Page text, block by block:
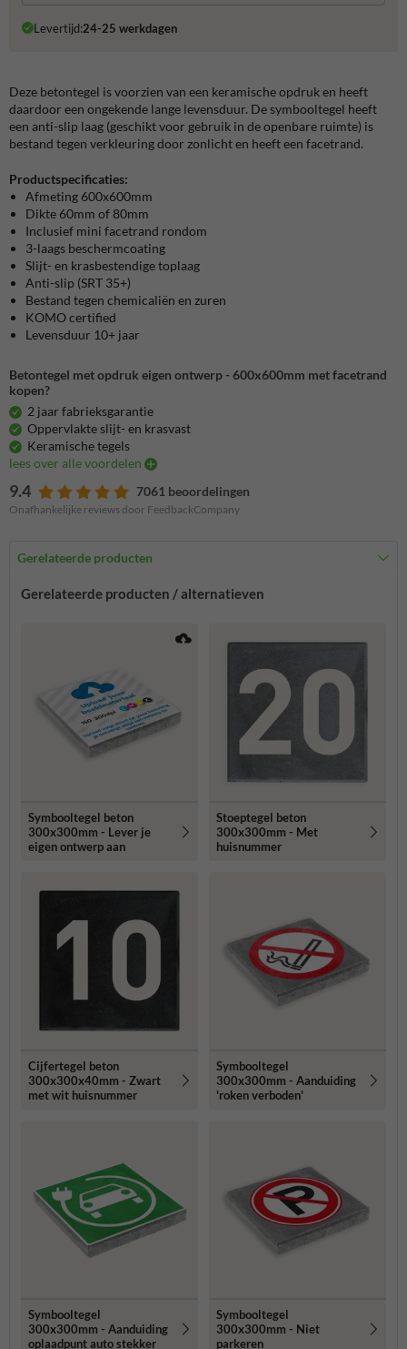
Levertijd:24-25 werkdagen
Deze betontegel is voorzien van een keramische opdruk en heeft
daardoor een ongekende lange levensduur. De symbooltegel heeft
een anti-slip laag (geschikt voor gebruik in de openbare ruimte) is
bestand tegen verkleuring door zonlicht en heeft een facetrand.
Productspecificaties:
Afmeting 600x600mm
Dikte 60mm of 80mm
Inclusief mini facetrand rondom
3-laags beschermcoating
Slijt- en krasbestendige toplaag
Anti-slip (SRT 35+)
Bestand tegen chemicaliën en zuren
KOMO certified
Levensduur 10+ jaar
Betontegel met opdruk eigen ontwerp - 600x600mm met facetrand
kopen?
2 jaar fabrieksgarantie
Oppervlakte slijt- en krasvast
Keramische tegels
lees over alle voordelen
9.4 7061 beoordelingen
Onafhankelijke reviews door FeedbackCompany
Gerelateerde producten
Gerelateerde producten / alternatieven
Symbooltegel beton
300x300mm - Lever je
eigen ontwerp aan
Stoeptegel beton
300x300mm - Met
huisnummer
Cijfertegel beton
300x300x40mm - Zwart
met wit huisnummer
Symbooltegel
300x300mm - Aanduiding
'roken verboden'
Symbooltegel
300x300mm - Aanduiding
oplaadpunt auto stekker
Symbooltegel
300x300mm - Niet
parkeren